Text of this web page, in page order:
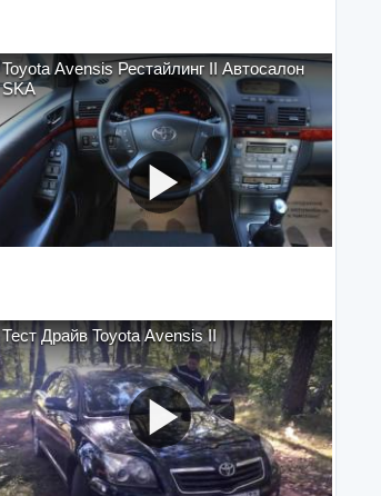
Toyota Avensis Рестайлинг II Автосалон
SKA
Тест Драйв Toyota Avensis II